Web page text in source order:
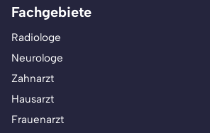
Fachgebiete
Radiologe
Neurologe
Zahnarzt
Hausarzt
Frauenarzt